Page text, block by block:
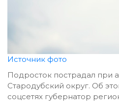
Источник фото
Подросток пострадал при
Стародубский округ. Об
соцсетях губернатор